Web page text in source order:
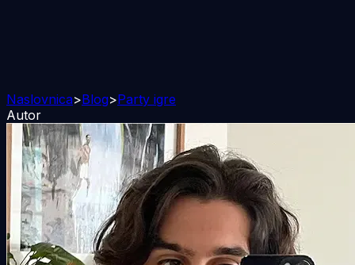
Naslovnica>Blog>Party igre
Autor